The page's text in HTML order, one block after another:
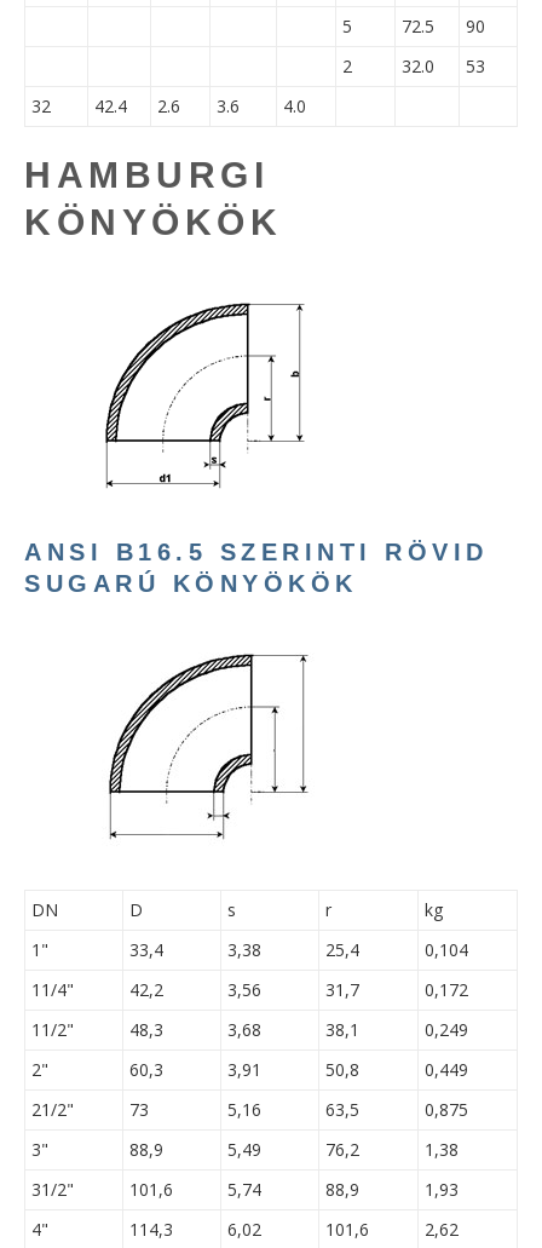
5 72.5
90
2
32.0
53
32
42.4 2.6 3.6 4.0
HAMBURGI
KÖNYÖKÖK
ANSI B16.5 SZERINTI RÖVID
SUGARÚ KÖNYÖKÖK
DN D s r
kg
1"
33,4 3,38 25,4
0,104
11/4"
42,2 3,56 31,7
0,172
11/2"
48,3 3,68 38,1
0,249
2"
60,3 3,91 50,8
0,449
21/2"
73 5,16 63,5
0,875
3"
88,9 5,49 76,2
1,38
31/2"
101,6 5,74 88,9
1,93
4"
114,3 6,02 101,6
2,62